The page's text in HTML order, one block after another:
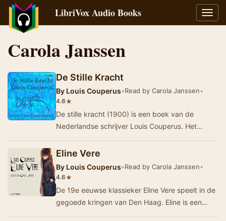
LibriVox Audio Books
Carola Janssen
De Stille Kracht
By Louis Couperus•Read by Carola Janssen•
4.6★
De stille kracht (1900) is een boek van de
Nederlandse schrijver Louis Couperus. Het
bekendste we…
Eline Vere
By Louis Couperus•Read by Carola Janssen•
4.6★
De 19e eeuwse klassieker Eline Vere speelt in de
gegoede kringen van Den Haag. Eline is een